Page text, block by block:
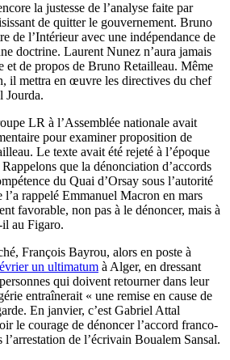
la justesse de l’analyse faite par
de quitter le gouvernement. Bruno
de l’Intérieur avec une indépendance de
doctrine. Laurent Nunez n’aura jamais
et de propos de Bruno Retailleau. Même
il mettra en œuvre les directives du chef
Jourda.
LR à l’Assemblée nationale avait
pour examiner proposition de
Le texte avait été rejeté à l’époque
que la dénonciation d’accords
du Quai d’Orsay sous l’autorité
l’a rappelé Emmanuel Macron en mars
favorable, non pas à le dénoncer, mais à
au Figaro.
François Bayrou, alors en poste à
un ultimatum à Alger, en dressant
qui doivent retourner dans leur
entraînerait « une remise en cause de
En janvier, c’est Gabriel Attal
le courage de dénoncer l’accord franco-
de l’écrivain Boualem Sansal.